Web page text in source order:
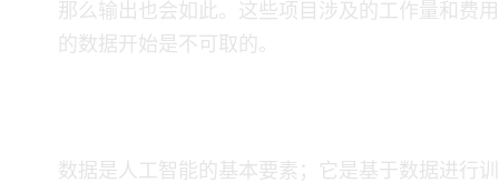
那么输出也会如此。这些项目涉及的工作量和费
的数据开始是不可取的。
数据是人工智能的基本要素；它是基于数据进行